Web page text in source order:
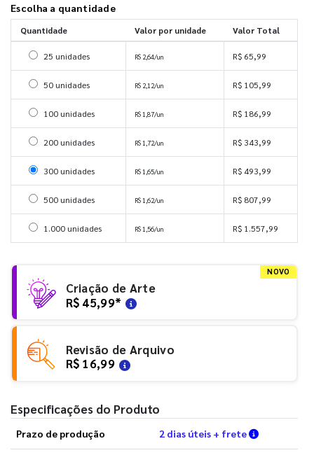
Escolha a quantidade
Quantidade Valor por unidade Valor Total
Selecionar 25 unidades
25 unidades R$ 2,64/un R$ 65,99
Selecionar 50 unidades
50 unidades R$ 2,12/un R$ 105,99
Selecionar 100 unidades
100 unidades R$ 1,87/un R$ 186,99
Selecionar 200 unidades
200 unidades R$ 1,72/un R$ 343,99
Selecionar 300 unidades
300 unidades R$ 1,65/un R$ 493,99
Selecionar 500 unidades
500 unidades R$ 1,62/un R$ 807,99
Selecionar 1000 unidades
1.000 unidades R$ 1,56/un R$ 1.557,99
NOVO
Criação de Arte
R$ 45,99*
Revisão de Arquivo
R$ 16,99
Especificações do Produto
Prazo de produção 2 dias úteis + frete Verifique